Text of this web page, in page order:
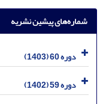
شماره‌های پیشین نشریه
دوره 60 (1403)
دوره 59 (1402)